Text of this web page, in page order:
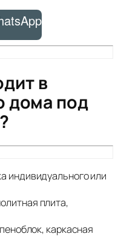
в
дома под
индивидуального или
плита,
каркасная